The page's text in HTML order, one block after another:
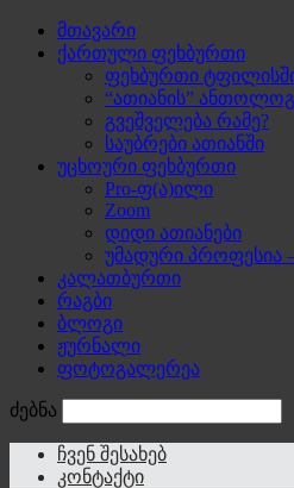
მთავარი
ქართული ფეხბურთი
ფეხბურთი
“ათიანის”
გვეშველება რამე?
საუბრები ათიანში
უცხოური ფეხბურთი
Pro-ფ(ა)ილი
Zoom
დიდი ათიანები
უმადური პროფესია
კალათბურთი
რაგბი
ბლოგი
ჟურნალი
ფოტოგალერეა
ძებნა
ჩვენ შესახებ
კონტაქტი